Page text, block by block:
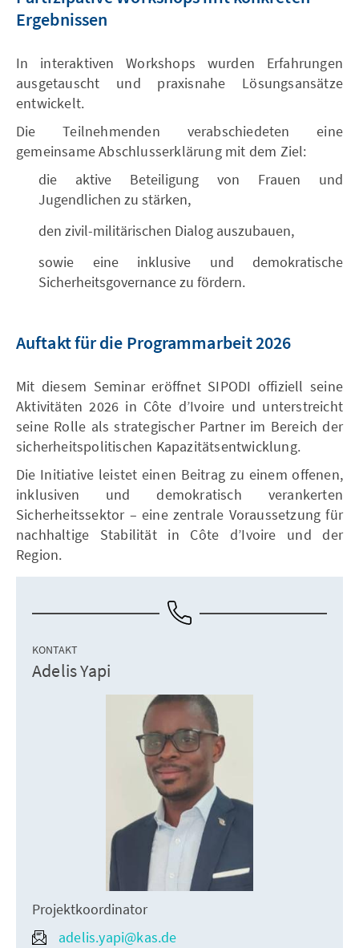
Ergebnissen
In interaktiven Workshops wurden Erfahrungen
ausgetauscht und praxisnahe Lösungsansätze
entwickelt.
Die Teilnehmenden verabschiedeten eine
gemeinsame Abschlusserklärung mit dem Ziel:
die aktive Beteiligung von Frauen und
Jugendlichen zu stärken,
den zivil-militärischen Dialog auszubauen,
sowie eine inklusive und demokratische
Sicherheitsgovernance zu fördern.
Auftakt für die Programmarbeit 2026
Mit diesem Seminar eröffnet SIPODI offiziell seine
Aktivitäten 2026 in Côte d’Ivoire und unterstreicht
seine Rolle als strategischer Partner im Bereich der
sicherheitspolitischen Kapazitätsentwicklung.
Die Initiative leistet einen Beitrag zu einem offenen,
inklusiven und demokratisch verankerten
Sicherheitssektor – eine zentrale Voraussetzung für
nachhaltige Stabilität in Côte d’Ivoire und der
Region.
KONTAKT
Adelis Yapi
Projektkoordinator
adelis.yapi@kas.de